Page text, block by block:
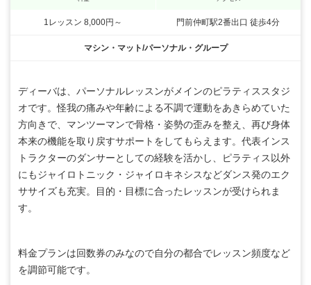
1レッスン 8,000円～ 門前仲町駅2番出口 徒歩4分
マシン・マット/パーソナル・グループ
ディーバは、パーソナルレッスンがメインのピラティススタジ
オです。怪我の痛みや年齢による不調で運動をあきらめていた
方向きで、マンツーマンで骨格・姿勢の歪みを整え、再び身体
本来の機能を取り戻すサポートをしてもらえます。代表インス
トラクターのダンサーとしての経験を活かし、ピラティス以外
にもジャイロトニック・ジャイロキネシスなどダンス発のエク
ササイズも充実。目的・目標に合ったレッスンが受けられま
す。
料金プランは回数券のみなので自分の都合でレッスン頻度など
を調節可能です。